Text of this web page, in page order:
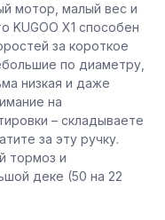
мотор, малый вес и
KUGOO X1 способен
за короткое
по диаметру,
низкая и даже
на
– складываете
за эту ручку.
тормоз и
деке (50 на 22